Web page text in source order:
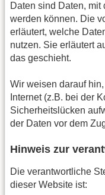
Daten sind Daten,
werden können. Die
erläutert, welche
nutzen. Sie erläutert
das geschieht.
Wir weisen darauf
Internet (z.B. bei der
Sicherheitslücken
der Daten vor dem
Hinweis zur
Die verantwortliche
dieser Website ist: